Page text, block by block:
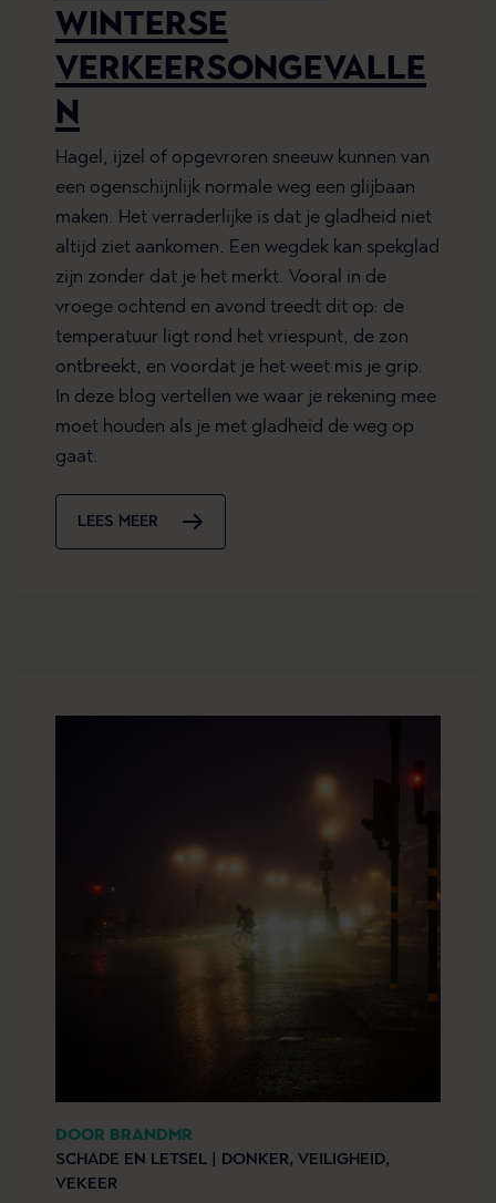
WINTERSE
VERKEERSONGEVALLE
N
Hagel, ijzel of opgevroren sneeuw kunnen van
een ogenschijnlijk normale weg een glijbaan
maken. Het verraderlijke is dat je gladheid niet
altijd ziet aankomen. Een wegdek kan spekglad
zijn zonder dat je het merkt. Vooral in de
vroege ochtend en avond treedt dit op: de
temperatuur ligt rond het vriespunt, de zon
ontbreekt, en voordat je het weet mis je grip.
In deze blog vertellen we waar je rekening mee
moet houden als je met gladheid de weg op
gaat.
LEES MEER
DOOR BRANDMR
SCHADE EN LETSEL |
DONKER, VEILIGHEID,
VEKEER